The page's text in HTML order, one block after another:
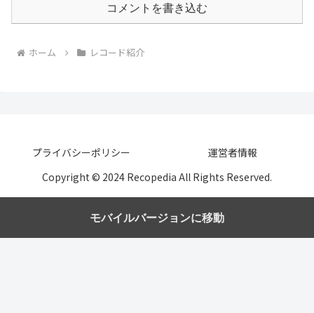
コメントを書き込む
ホーム レコード紹介
プライバシーポリシー
運営者情報
Copyright © 2024 Recopedia All Rights Reserved.
モバイルバージョンに移動